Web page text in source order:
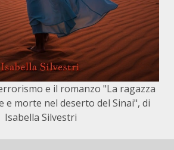
e il romanzo "La ragazza
e morte nel deserto del Sinai", di
Isabella Silvestri